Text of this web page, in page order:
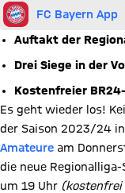
FC Bayern App
Auftakt der
Drei Siege in der
Kostenfreier
Es geht wieder los!
der Saison 2023/24
Amateure am
die neue
um 19 Uhr (kostenfrei